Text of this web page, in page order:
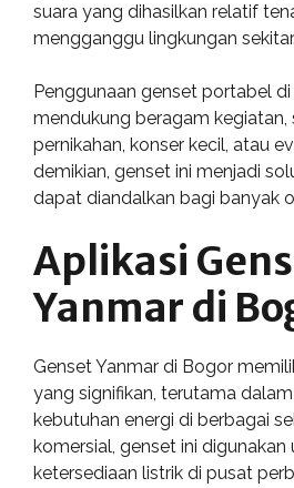
suara yang dihasilkan relatif
mengganggu lingkungan sekitar.
Penggunaan genset portabel
mendukung beragam kegiatan,
pernikahan, konser kecil, atau
demikian, genset ini menjadi
dapat diandalkan bagi banyak
Aplikasi
Yanmar di
Genset Yanmar di Bogor
yang signifikan, terutama
kebutuhan energi di berbagai
komersial, genset ini digunakan
ketersediaan listrik di pusat